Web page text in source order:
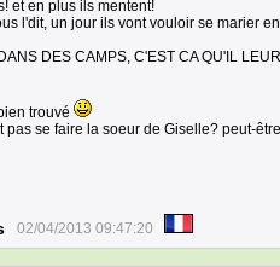
et en plus ils mentent!
l'dit, un jour ils vont vouloir se marier
DES CAMPS, C'EST CA QU'IL
trouvé
pas se faire la soeur de Giselle? peut-
02/04/2013 09:47:20